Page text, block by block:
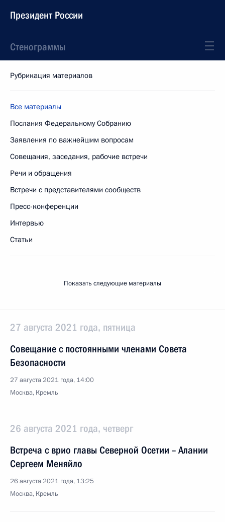
Президент России
Стенограммы
Рубрикация материалов
Все материалы
Послания Федеральному Собранию
Заявления по важнейшим вопросам
Совещания, заседания, рабочие встречи
Речи и обращения
Встречи с представителями сообществ
Пресс-конференции
Интервью
Статьи
Показать следующие материалы
27 августа 2021 года, пятница
Совещание с постоянными членами Совета
Безопасности
27 августа 2021 года, 14:00
Москва, Кремль
26 августа 2021 года, четверг
Встреча с врио главы Северной Осетии – Алании
Сергеем Меняйло
26 августа 2021 года, 13:25
Москва, Кремль